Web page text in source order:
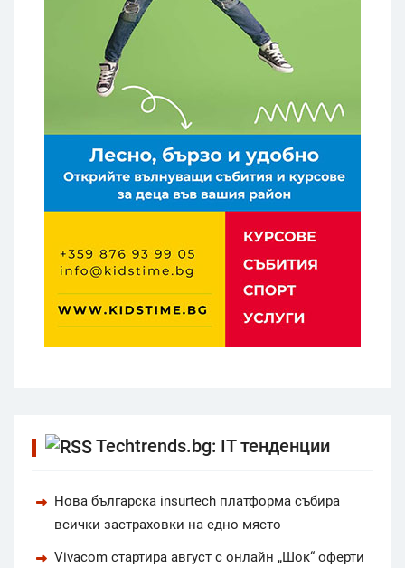
Techtrends.bg: IT тенденции
Нова българска insurtech платформа събира
всички застраховки на едно място
Vivacom стартира август с онлайн „Шок“ оферти